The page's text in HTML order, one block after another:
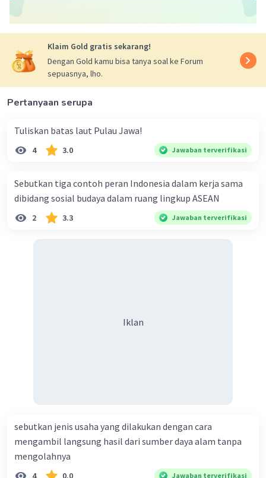
Klaim Gold gratis sekarang!
Dengan Gold kamu bisa tanya soal ke Forum
sepuasnya, lho.
Pertanyaan serupa
Tuliskan batas laut Pulau Jawa!
4 3.0 Jawaban terverifikasi
Sebutkan tiga contoh peran Indonesia dalam kerja sama
dibidang sosial budaya dalam ruang lingkup ASEAN
2 3.3 Jawaban terverifikasi
Iklan
sebutkan jenis usaha yang dilakukan dengan cara
mengambil langsung hasil dari sumber daya alam tanpa
mengolahnya
4 0.0 Jawaban terverifikasi